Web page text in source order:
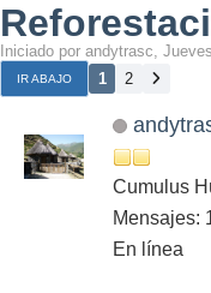
Iniciado por andytrasc,
IR ABAJO 1 2
Cumulus
Mensajes:
En línea